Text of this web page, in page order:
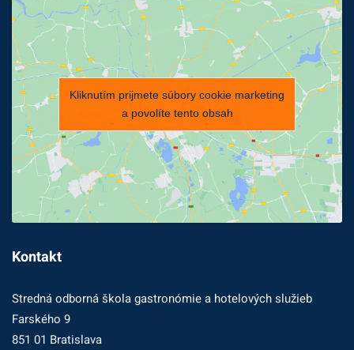
Kliknutím prijmete súbory cookie marketing
a povolíte tento obsah
Kontakt
Stredná odborná škola gastronómie a hotelových služieb
Farského 9
851 01 Bratislava